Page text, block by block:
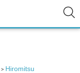
> Hiromitsu